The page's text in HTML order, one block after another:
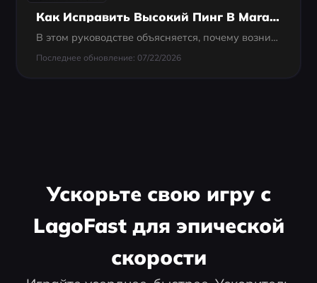
Как Исправить Высокий Пинг В Marathon На ПК И Консолях?
В этом руководстве объясняется, почему возникает высокая задержка в Marathon, и приводятся практические способы улучшить стабильность соединения на ПК и консолях.
Последнее обновление: 07/22/2026
Ускорьте свою игру с
LagoFast для эпической
скорости